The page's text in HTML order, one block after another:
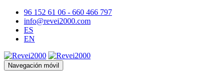
96 152 61 06 - 660 466 797
info@revei2000.com
ES
EN
Navegación móvil